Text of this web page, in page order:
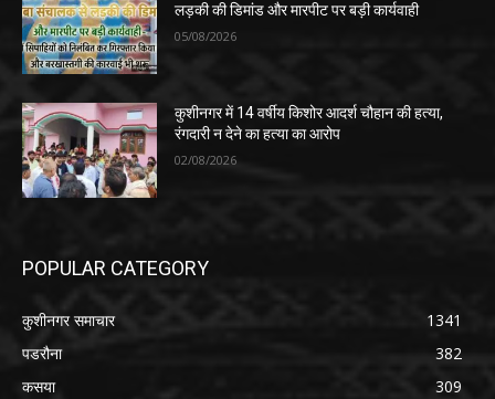
लड़की की डिमांड और मारपीट पर बड़ी कार्यवाही
05/08/2026
कुशीनगर में 14 वर्षीय किशोर आदर्श चौहान की हत्या,
रंगदारी न देने का हत्या का आरोप
02/08/2026
POPULAR CATEGORY
कुशीनगर समाचार
1341
पडरौना
382
कसया
309